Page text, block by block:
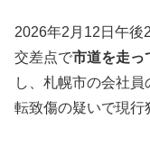
2026年2月12日午後
交差点で市道を走っ
し、札幌市の会社員
転致傷の疑いで現行